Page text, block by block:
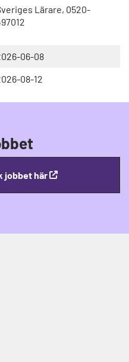
Lärare, 0520-
06-08
08-12
jobbet här